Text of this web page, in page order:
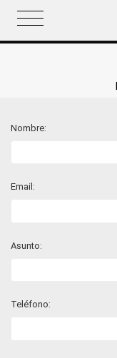
Nombre:
Email:
Asunto:
Teléfono: